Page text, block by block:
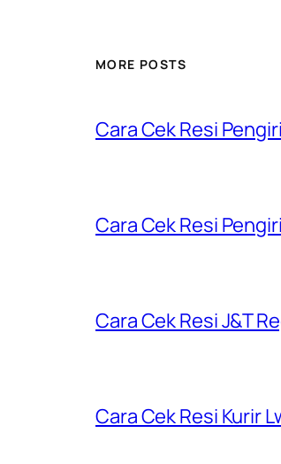
MORE POSTS
Cara Cek Resi
Cara Cek Resi
Cara Cek Resi J&T
Cara Cek Resi Kurir